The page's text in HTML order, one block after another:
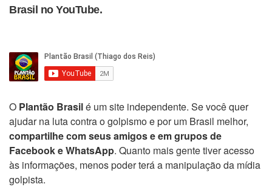
Brasil no YouTube.
O Plantão Brasilé um site independente. Se você quer
ajudar na luta contra o golpismo e por um Brasil melhor,
compartilhe com seus amigos e em grupos de
Facebook e WhatsApp. Quanto mais gente tiver acesso
às informações, menos poder terá a manipulação da mídia
golpista.